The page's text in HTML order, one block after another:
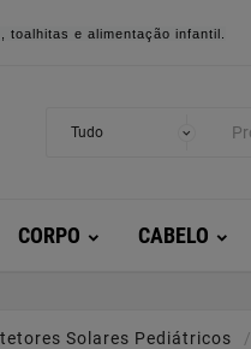
e alimentação infantil.
CORPO CABELO
Solares Pediátricos